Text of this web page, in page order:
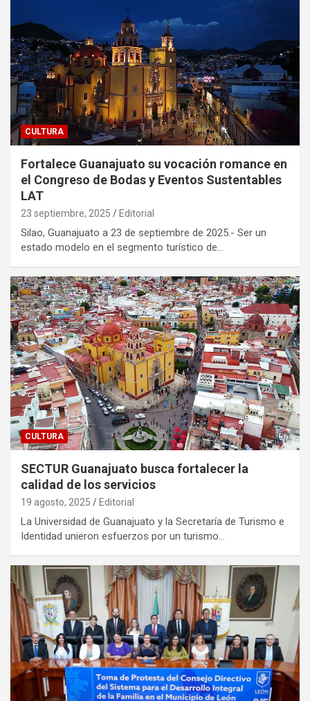
CULTURA
Fortalece Guanajuato su vocación romance en
el Congreso de Bodas y Eventos Sustentables
LAT
23 septiembre, 2025 Editorial
Silao, Guanajuato a 23 de septiembre de 2025.- Ser un
estado modelo en el segmento turístico de…
CULTURA
SECTUR Guanajuato busca fortalecer la
calidad de los servicios
19 agosto, 2025 Editorial
La Universidad de Guanajuato y la Secretaría de Turismo e
Identidad unieron esfuerzos por un turismo…